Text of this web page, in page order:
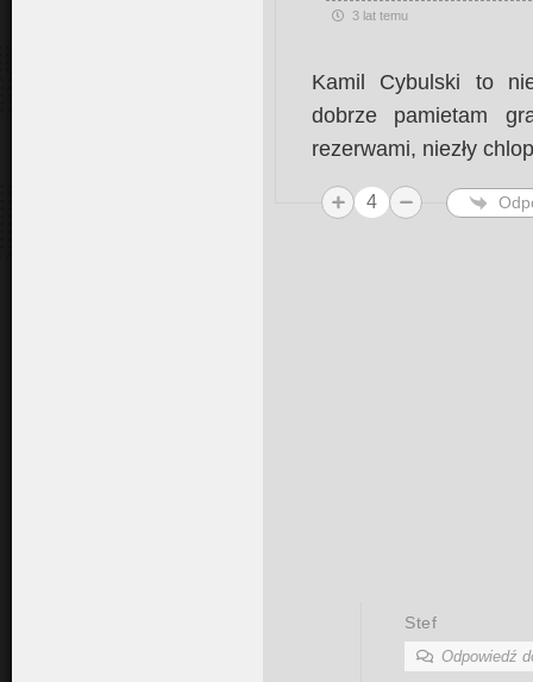
3 lat temu
Kamil Cybulski to
dobrze pamietam
rezerwami, niezły
4
Stef
Odpowiedź